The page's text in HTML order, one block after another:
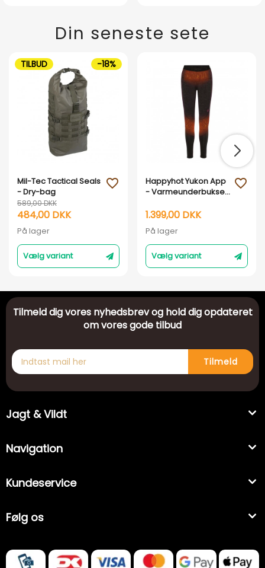
Din seneste sete
Mil-Tec Tactical Seals
- Dry-bag
589,00 DKK
484,00 DKK
På lager
Vælg variant
favorite_outline
TILBUD -18%
Happyhot Yukon App
- Varmeunderbukser
1.399,00 DKK
På lager
Vælg variant
favorite_outline
Tilmeld dig vores nyhedsbrev og hold dig opdateret
om vores gode tilbud
Tilmeld
Jagt & Vildt
Navigation
Kundeservice
Følg os